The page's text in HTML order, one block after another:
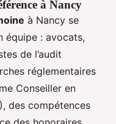
à Nancy
à Nancy se
équipe : avocats,
de l’audit
réglementaires
Conseiller en
des compétences